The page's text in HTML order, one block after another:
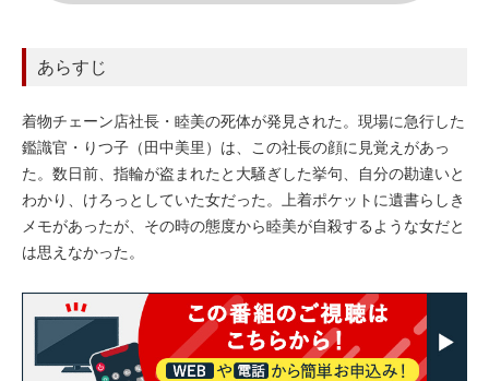
あらすじ
着物チェーン店社長・睦美の死体が発見された。現場に急行した
鑑識官・りつ子（田中美里）は、この社長の顔に見覚えがあっ
た。数日前、指輪が盗まれたと大騒ぎした挙句、自分の勘違いと
わかり、けろっとしていた女だった。上着ポケットに遺書らしき
メモがあったが、その時の態度から睦美が自殺するような女だと
は思えなかった。